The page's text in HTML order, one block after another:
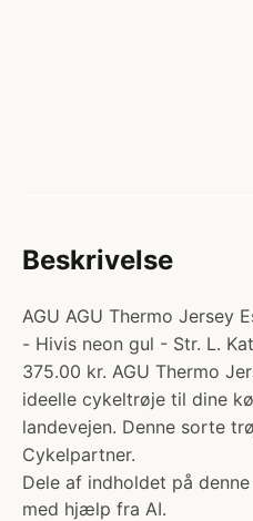
Beskrivelse
AGU AGU Thermo Jersey
- Hivis neon gul - Str. L.
375.00 kr. AGU Thermo
ideelle cykeltrøje til dine
landevejen. Denne sorte
Cykelpartner.
Dele af indholdet på
med hjælp fra AI.